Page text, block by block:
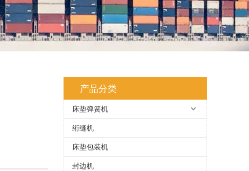
产品分类
床垫弹簧机
绗缝机
床垫包装机
封边机